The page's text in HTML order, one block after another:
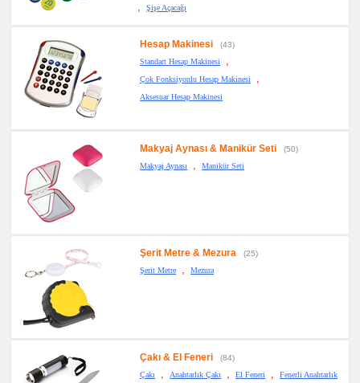
, Şişe Açacağı
Hesap Makinesi
(43)
Standart Hesap Makinesi
,
Çok Fonksiyonlu Hesap Makinesi ,
Aksesuar Hesap Makinesi
Makyaj Aynası & Manikür Seti
(50)
Makyaj Aynası
, Manikür Seti
Şerit Metre & Mezura
(25)
Şerit Metre
, Mezura
Çakı & El Feneri
(84)
Çakı
, Anahtarlık Çakı , El Feneri , Fenerli Anahtarlık